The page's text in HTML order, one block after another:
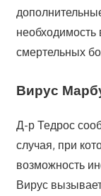
необходимость
смертельных
Вирус
Д-р Тедрос
случая, при
возможность
Вирус